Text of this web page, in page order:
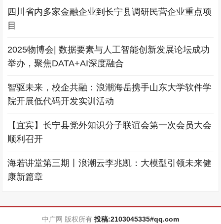
四川省内多家金融企业到长宁县调研民营企业重点项
目
2025物博会| 数据要素与人工智能创新发展论坛成功
举办，聚焦DATA+AI深度融合
智驱未来，校企共融：浪潮海岳携手山东大学软件学
院开展低代码开发实训活动
【宜宾】长宁县党外知识分子联谊会第一次会员大会
顺利召开
海若讲堂第三期丨浪潮云李兆凯：大模型引领未来健
康新篇章
中广网 版权所有 投稿:2103045335#qq.com